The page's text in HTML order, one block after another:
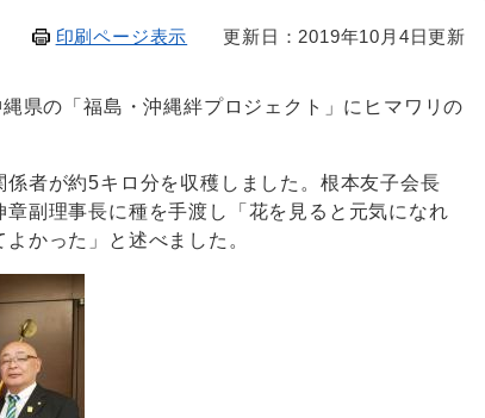
更新日：2019年10月4日更新
印刷ページ表示
県の「福島・沖縄絆プロジェクト」にヒマワリの
者が約5キロ分を収穫しました。根本友子会長
副理事長に種を手渡し「花を見ると元気になれ
かった」と述べました。